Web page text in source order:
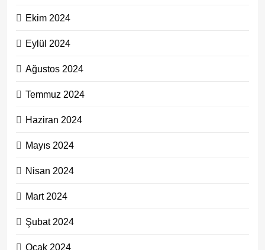
Ekim 2024
Eylül 2024
Ağustos 2024
Temmuz 2024
Haziran 2024
Mayıs 2024
Nisan 2024
Mart 2024
Şubat 2024
Ocak 2024